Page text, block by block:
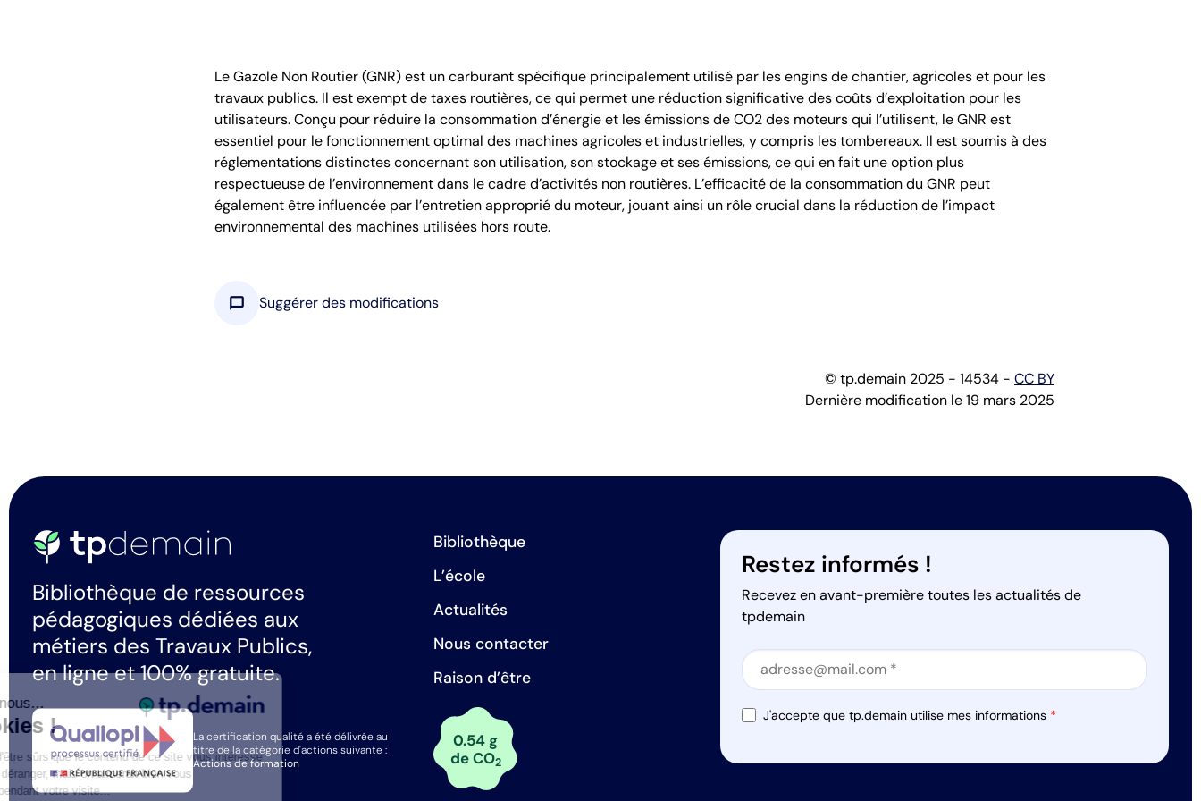
Le Gazole Non Routier (GNR) est un carburant spécifique principalement utilisé par les engins de chantier, agricoles et pour les
travaux publics. Il est exempt de taxes routières, ce qui permet une réduction significative des coûts d’exploitation pour les
utilisateurs. Conçu pour réduire la consommation d’énergie et les émissions de CO2 des moteurs qui l’utilisent, le GNR est
essentiel pour le fonctionnement optimal des machines agricoles et industrielles, y compris les tombereaux. Il est soumis à des
réglementations distinctes concernant son utilisation, son stockage et ses émissions, ce qui en fait une option plus
respectueuse de l’environnement dans le cadre d’activités non routières. L’efficacité de la consommation du GNR peut
également être influencée par l’entretien approprié du moteur, jouant ainsi un rôle crucial dans la réduction de l’impact
environnemental des machines utilisées hors route.
chat_bubble Suggérer des modifications
© tp.demain 2025 - 14534 - CC BY
Dernière modification le 19 mars 2025
Bibliothèque de ressources
pédagogiques dédiées aux
métiers des Travaux Publics,
en ligne et 100% gratuite.
La certification qualité a été délivrée au
titre de la catégorie d'actions suivante :
Actions de formation
Bibliothèque
L’école
Actualités
Nous contacter
Raison d’être
0.54 g
de CO2
Restez informés !
Recevez en avant-première toutes les actualités de
tpdemain
Section
Section
J'accepte que tp.demain utilise mes informations *
Salut c'est nous...
les Cookies !
On a attendu d'être sûrs que le contenu de ce site vous intéresse
avant de vous déranger, mais on aimerait bien vous
accompagner pendant votre visite...